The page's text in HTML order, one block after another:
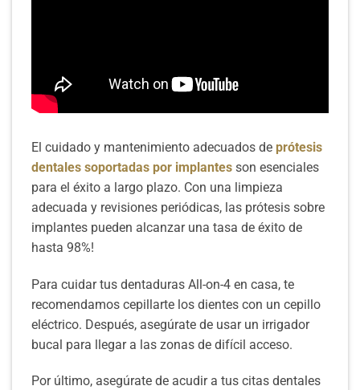
LEER MÁS Coronas en el mismo día
El cuidado y mantenimiento adecuados de prótesis
dentales soportadas por implantes son esenciales
para el éxito a largo plazo. Con una limpieza
adecuada y revisiones periódicas, las prótesis sobre
implantes pueden alcanzar una tasa de éxito de
hasta 98%!
Para cuidar tus dentaduras All-on-4 en casa, te
recomendamos cepillarte los dientes con un cepillo
eléctrico. Después, asegúrate de usar un irrigador
bucal para llegar a las zonas de difícil acceso.
Por último, asegúrate de acudir a tus citas dentales